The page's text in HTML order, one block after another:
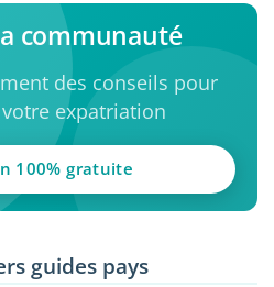
communauté
des conseils pour
expatriation
100% gratuite
guides pays